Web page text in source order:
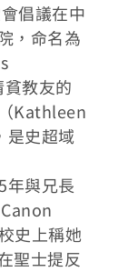
倡議在中
，命名為
教友的
Kathleen
是史超域
與兄長
史上稱她
聖士提反